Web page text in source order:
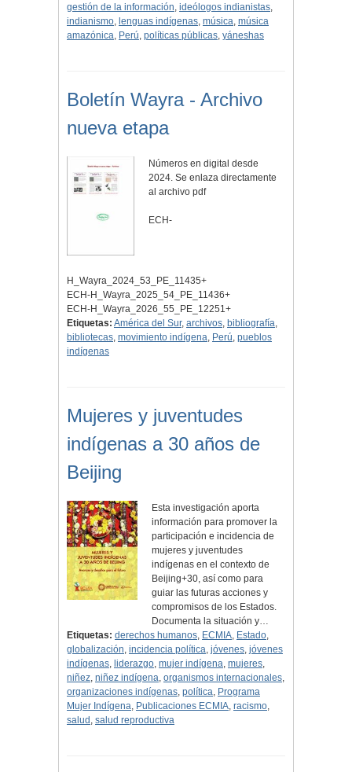
gestión de la información, ideólogos indianistas,
indianismo, lenguas indígenas, música, música
amazónica, Perú, políticas públicas, yáneshas
Boletín Wayra - Archivo
nueva etapa
Números en digital desde
2024. Se enlaza directamente
al archivo pdf
ECH-
H_Wayra_2024_53_PE_11435+
ECH-H_Wayra_2025_54_PE_11436+
ECH-H_Wayra_2026_55_PE_12251+
Etiquetas: América del Sur, archivos, bibliografía,
bibliotecas, movimiento indígena, Perú, pueblos
indígenas
Mujeres y juventudes
indígenas a 30 años de
Beijing
Esta investigación aporta
información para promover la
participación e incidencia de
mujeres y juventudes
indígenas en el contexto de
Beijing+30, así como para
guiar las futuras acciones y
compromisos de los Estados.
Documenta la situación y…
Etiquetas: derechos humanos, ECMIA, Estado,
globalización, incidencia política, jóvenes, jóvenes
indígenas, liderazgo, mujer indígena, mujeres,
niñez, niñez indígena, organismos internacionales,
organizaciones indígenas, política, Programa
Mujer Indígena, Publicaciones ECMIA, racismo,
salud , salud reproductiva